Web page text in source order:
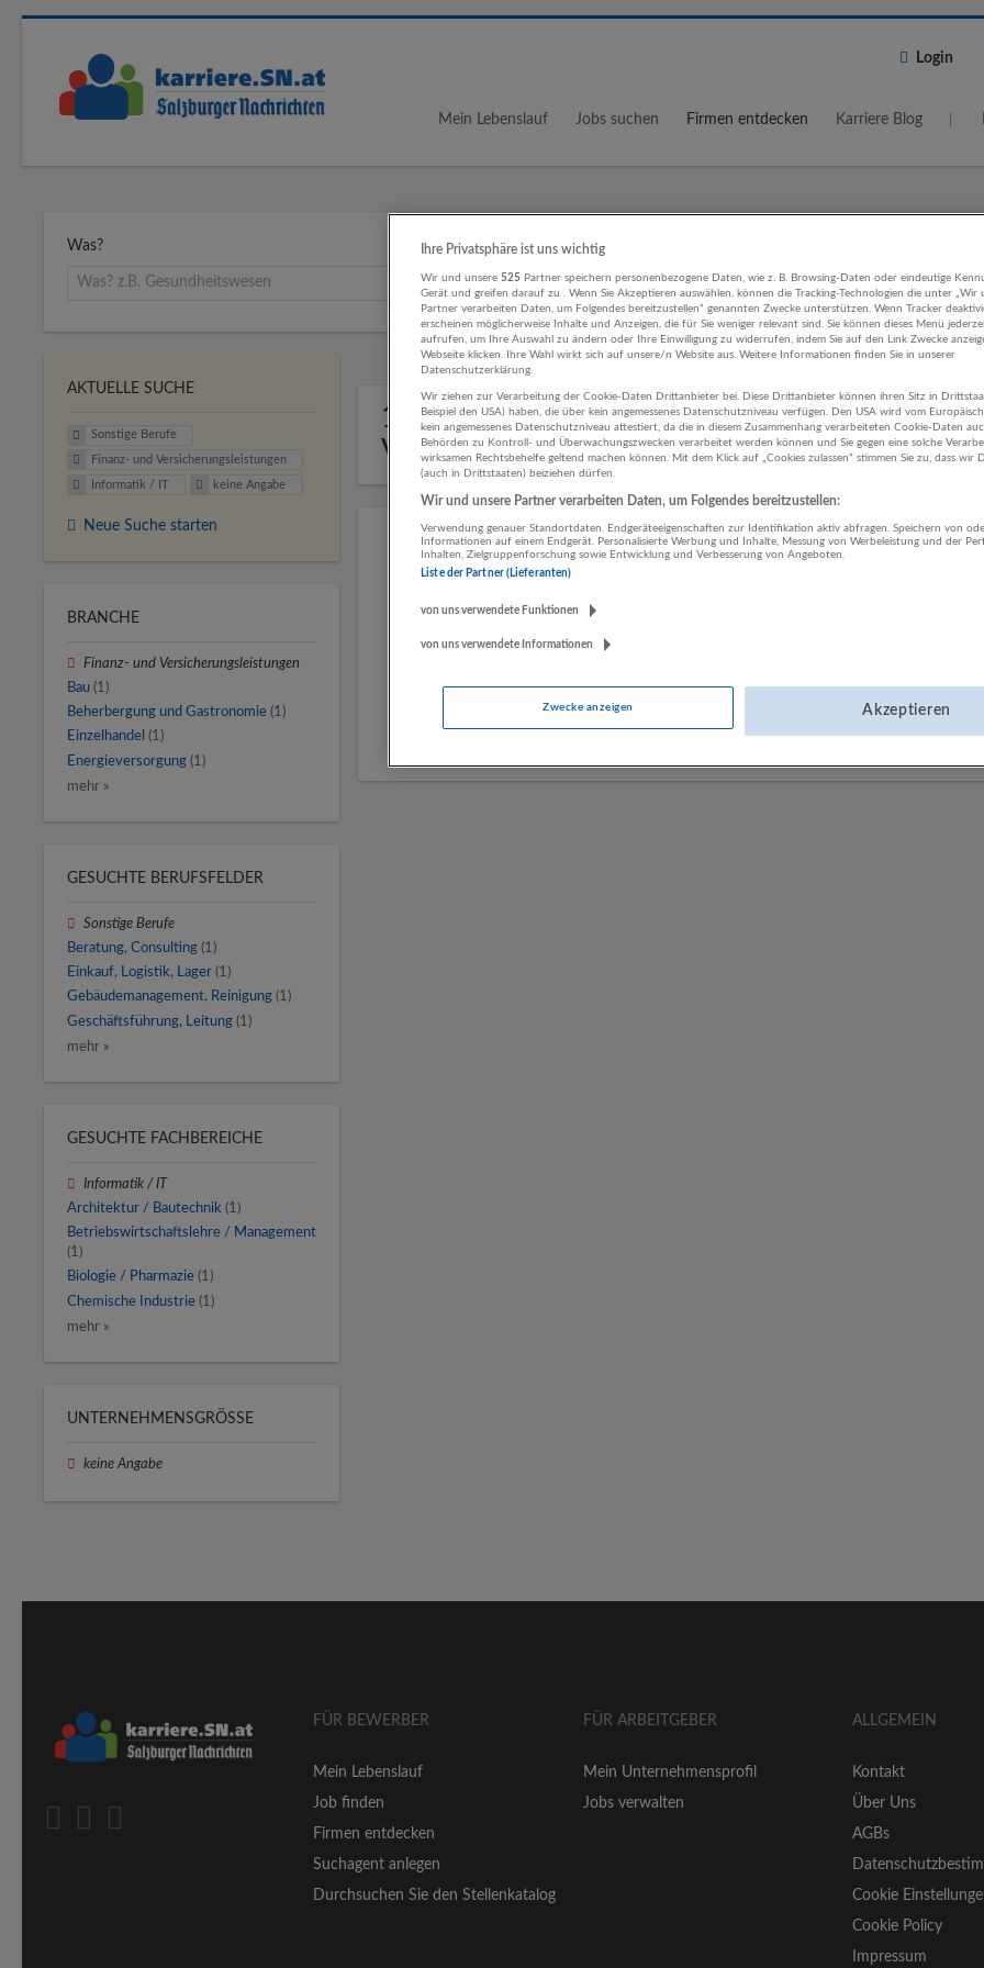
Login
Mein Lebenslauf Jobs suchen Firmen entdecken Karriere Blog
Was? Wo?
5 km
1 Sonstige Berufe Finanz- und
Versicherungsleistungen Unternehmen
LUGSTEIN CONSULTING
Bergheim bei Salzburg
Gesundheitswesen | Herstellung von Waren | IT-Dienstleistungen |
Öffentliche Verwaltung | Rechtsberatung und Wirtschaftsprüfung |
Sonstige Dienstleistungen | Sozialwesen | Verkehr | Verlagswesen |
AKTUELLE SUCHE
Sonstige Berufe
Finanz- und Versicherungsleistungen
Informatik / IT keine Angabe
Neue Suche starten
BRANCHE
Finanz- und Versicherungsleistungen
Bau (1)
Beherbergung und Gastronomie (1)
Einzelhandel (1)
Energieversorgung (1)
mehr »
GESUCHTE BERUFSFELDER
Sonstige Berufe
Beratung, Consulting (1)
Einkauf, Logistik, Lager (1)
Gebäudemanagement, Reinigung (1)
Geschäftsführung, Leitung (1)
mehr »
GESUCHTE FACHBEREICHE
Informatik / IT
Architektur / Bautechnik (1)
Betriebswirtschaftslehre / Management
(1)
Biologie / Pharmazie (1)
Chemische Industrie (1)
mehr »
UNTERNEHMENSGRÖSSE
keine Angabe
FÜR BEWERBER
Mein Lebenslauf
Job finden
Firmen entdecken
Suchagent anlegen
Durchsuchen Sie den Stellenkatalog
FÜR ARBEITGEBER
Mein Unternehmensprofil
Jobs verwalten
ALLGEMEIN
Kontakt
Über Uns
AGBs
Cookie
Cookie Policy
Impressum
Ihre Privatsphäre ist uns wichtig
Wir und unsere 525 Partner speichern personenbezogene Daten, wie z. B. Browsing-Daten oder eindeutige
Gerät und greifen darauf zu . Wenn Sie Akzeptieren auswählen, können die Tracking-Technologien die unter „Wir
Partner verarbeiten Daten, um Folgendes bereitzustellen“ genannten Zwecke unterstützen. Wenn Tracker
erscheinen möglicherweise Inhalte und Anzeigen, die für Sie weniger relevant sind. Sie können dieses Menü
aufrufen, um Ihre Auswahl zu ändern oder Ihre Einwilligung zu widerrufen, indem Sie auf den Link Zwecke
Webseite klicken. Ihre Wahl wirkt sich auf unsere/n Website aus. Weitere Informationen finden Sie in unserer
Datenschutzerklärung.
Wir ziehen zur Verarbeitung der Cookie-Daten Drittanbieter bei. Diese Drittanbieter können ihren Sitz in
Beispiel den USA) haben, die über kein angemessenes Datenschutzniveau verfügen. Den USA wird vom
kein angemessenes Datenschutzniveau attestiert, da die in diesem Zusammenhang verarbeiteten Cookie-Daten
Behörden zu Kontroll- und Überwachungszwecken verarbeitet werden können und Sie gegen eine solche
wirksamen Rechtsbehelfe geltend machen können. Mit dem Klick auf „Cookies zulassen“ stimmen Sie zu, dass wir
(auch in Drittstaaten) beiziehen dürfen.
Wir und unsere Partner verarbeiten Daten, um Folgendes bereitzustellen:
Verwendung genauer Standortdaten. Endgeräteeigenschaften zur Identifikation aktiv abfragen. Speichern von
Informationen auf einem Endgerät. Personalisierte Werbung und Inhalte, Messung von Werbeleistung und der
Inhalten, Zielgruppenforschung sowie Entwicklung und Verbesserung von Angeboten.
Liste der Partner (Lieferanten)
von uns verwendete Funktionen
von uns verwendete Informationen
Zwecke anzeigen Akzeptieren